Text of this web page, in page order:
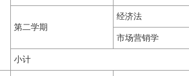
第二学期
经济法
市场营销学
小计